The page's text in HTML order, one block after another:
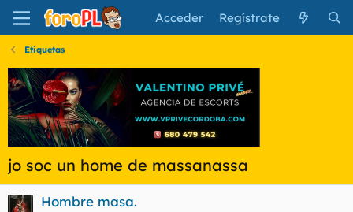
Acceder Regístrate
Etiquetas
jo soc un home de massanassa
Hombre masa.